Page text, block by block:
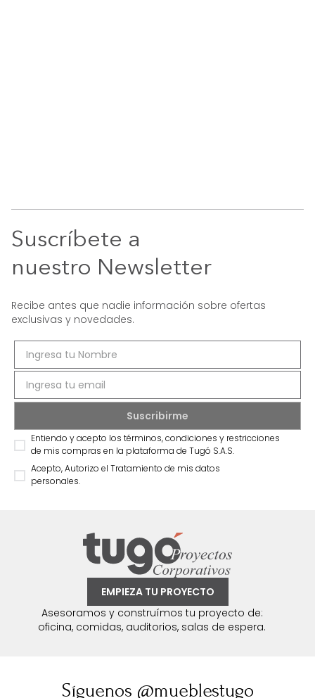
Suscríbete a
nuestro Newsletter
Recibe antes que nadie información sobre ofertas
exclusivas y novedades.
Entiendo y acepto los términos, condiciones y restricciones
de mis compras en la plataforma de Tugó S.A.S.
Acepto, Autorizo el Tratamiento de mis datos
personales.
EMPIEZA TU PROYECTO
Asesoramos y construímos tu proyecto de:
oficina, comidas, auditorios, salas de espera.
Síguenos @mueblestugo